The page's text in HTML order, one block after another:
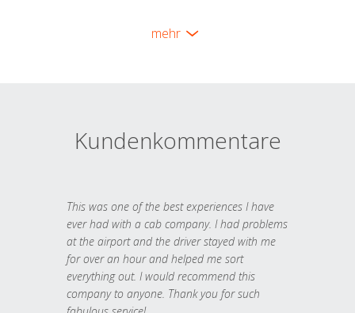
mehr
Kundenkommentare
This was one of the best experiences I have
ever had with a cab company. I had problems
at the airport and the driver stayed with me
for over an hour and helped me sort
everything out. I would recommend this
company to anyone. Thank you for such